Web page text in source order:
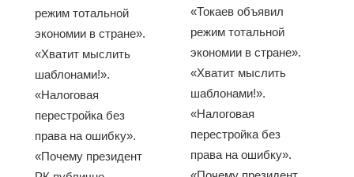
режим тотальной
экономии в стране».
«Хватит мыслить
шаблонами!».
«Налоговая
перестройка без
права на ошибку».
«Почему президент
«Токаев объявил
режим тотальной
экономии в стране».
«Хватит мыслить
шаблонами!».
«Налоговая
перестройка без
права на ошибку».